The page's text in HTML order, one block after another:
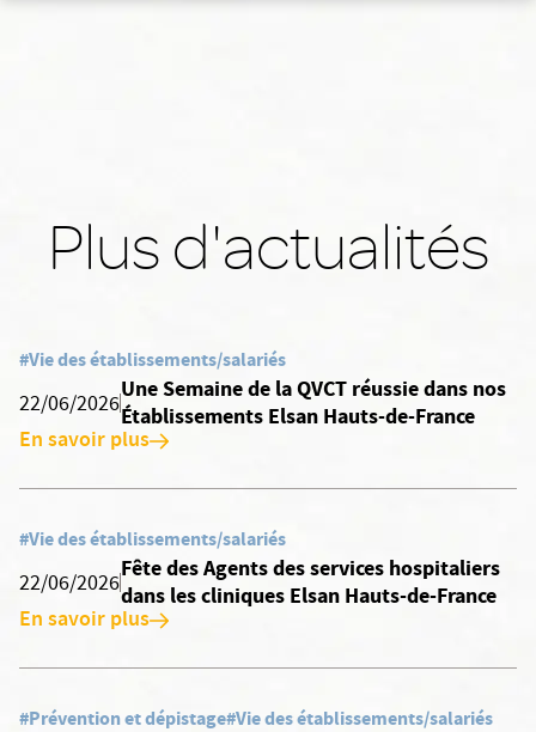
Plus d'actualités
#Vie des établissements/salariés
22/06/2026
Une Semaine de la QVCT réussie dans nos
Établissements Elsan Hauts-de-France
En savoir plus
#Vie des établissements/salariés
22/06/2026
Fête des Agents des services hospitaliers
dans les cliniques Elsan Hauts-de-France
En savoir plus
#Prévention et dépistage#Vie des établissements/salariés